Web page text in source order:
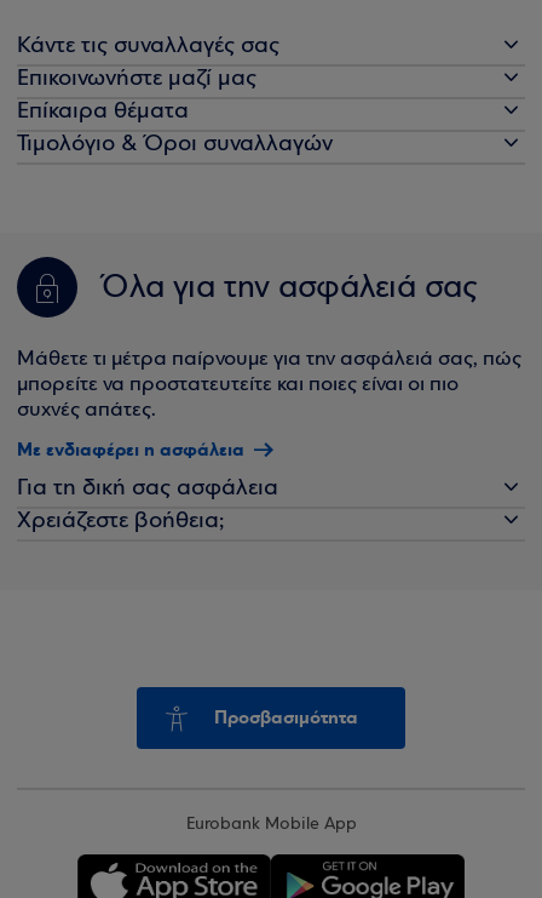
Κάντε τις συναλλαγές σας
Επικοινωνήστε μαζί μας
Επίκαιρα θέματα
Τιμολόγιο & Όροι συναλλαγών
Όλα για την ασφάλειά σας
Μάθετε τι μέτρα παίρνουμε για την ασφάλειά σας, πώς
μπορείτε να προστατευτείτε και ποιες είναι οι πιο
συχνές απάτες.
Με ενδιαφέρει η ασφάλεια
Για τη δική σας ασφάλεια
Χρειάζεστε βοήθεια;
Προσβασιμότητα
Eurobank Mobile App